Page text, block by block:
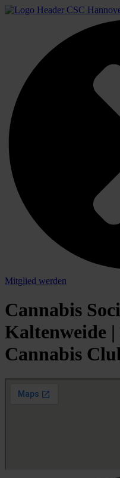
Mitglied werden
Cannabis
Kaltenweide |
Cannabis